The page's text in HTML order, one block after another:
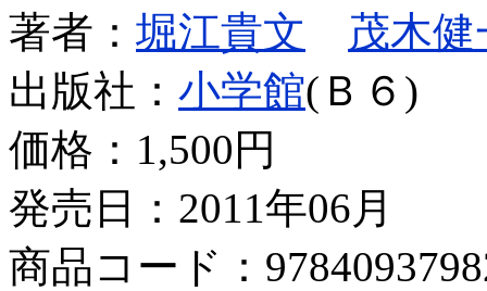
著者： 堀江貴文
茂木健
出版社： 小学館(Ｂ６)
価格： 1,500円
発売日：2011年06月
商品コード：